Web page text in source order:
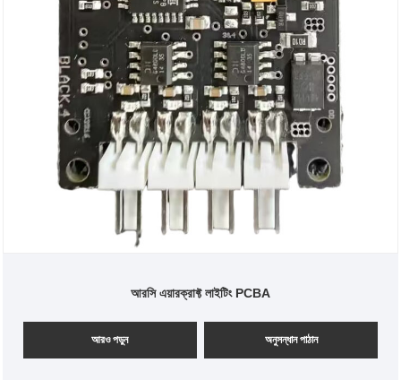
আরসি এয়ারক্রাফ্ট লাইটিং PCBA
আরও পড়ুন অনুসন্ধান পাঠান